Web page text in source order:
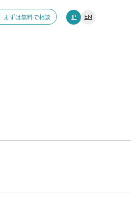
まずは無料で相談 JP EN